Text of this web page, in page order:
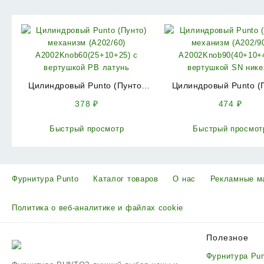
Цилиндровый Punto (Пунто)
378₽
Быстрый просмотр
Цилиндровый Punto
474 ₽
Быстрый
Фурнитура Punto Каталог товаров О нас Рекламные
Политика о веб-аналитике и файлах cookie
Полезное
Фурнитура